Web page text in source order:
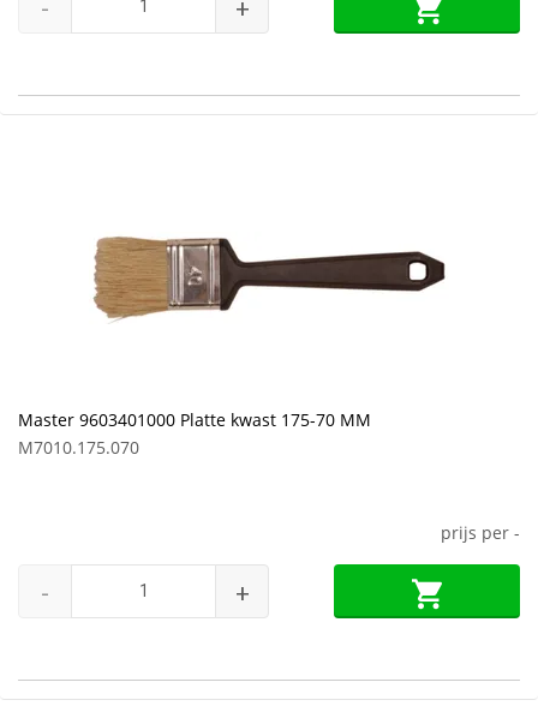
- +
Master 9603401000 Platte kwast 175-70 MM
M7010.175.070
prijs per -
- +